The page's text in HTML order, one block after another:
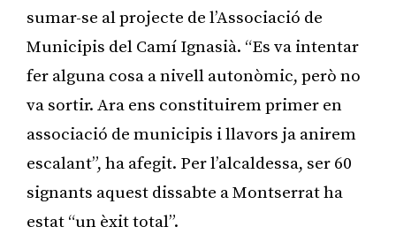
sumar-se al projecte de l’Associació de
Municipis del Camí Ignasià. “Es va intentar
fer alguna cosa a nivell autonòmic, però no
va sortir. Ara ens constituirem primer en
associació de municipis i llavors ja anirem
escalant”, ha afegit. Per l’alcaldessa, ser 60
signants aquest dissabte a Montserrat ha
estat “un èxit total”.